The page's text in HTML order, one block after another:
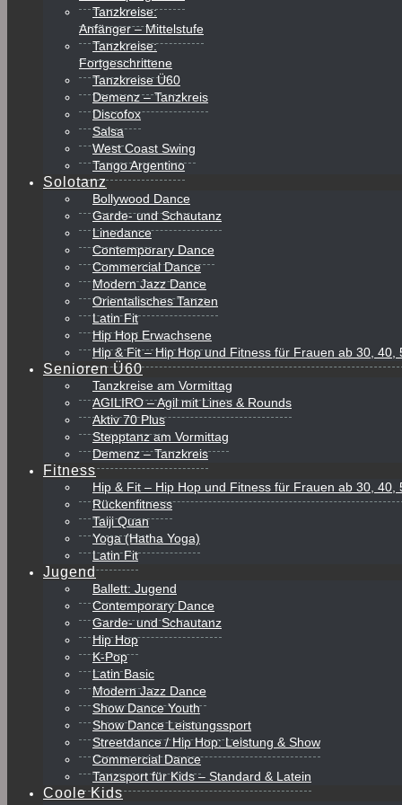
Tanzkreise:
Anfänger – Mittelstufe
Tanzkreise:
Fortgeschrittene
Tanzkreise Ü60
Demenz – Tanzkreis
Discofox
Salsa
West Coast Swing
Tango Argentino
Solotanz
Bollywood Dance
Garde- und Schautanz
Linedance
Contemporary Dance
Commercial Dance
Modern Jazz Dance
Orientalisches Tanzen
Latin Fit
Hip Hop Erwachsene
Hip & Fit – Hip Hop und Fitness für Frauen ab 30, 40,
Senioren Ü60
Tanzkreise am Vormittag
AGILIRO – Agil mit Lines & Rounds
Aktiv 70 Plus
Stepptanz am Vormittag
Demenz – Tanzkreis
Fitness
Hip & Fit – Hip Hop und Fitness für Frauen ab 30, 40,
Rückenfitness
Taiji Quan
Yoga (Hatha Yoga)
Latin Fit
Jugend
Ballett: Jugend
Contemporary Dance
Garde- und Schautanz
Hip Hop
K-Pop
Latin Basic
Modern Jazz Dance
Show Dance Youth
Show Dance Leistungssport
Streetdance / Hip Hop: Leistung & Show
Commercial Dance
Tanzsport für Kids – Standard & Latein
Coole Kids